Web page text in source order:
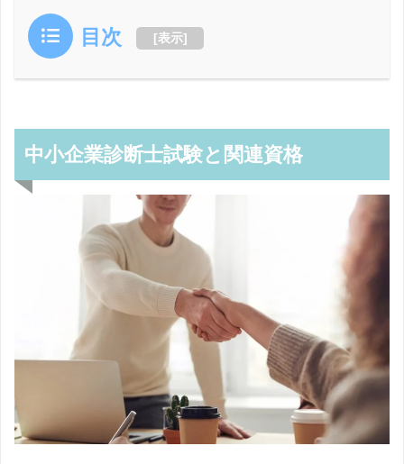
目次 [表示]
中小企業診断士試験と関連資格